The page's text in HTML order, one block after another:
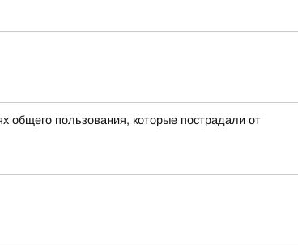
общего пользования, которые пострадали от